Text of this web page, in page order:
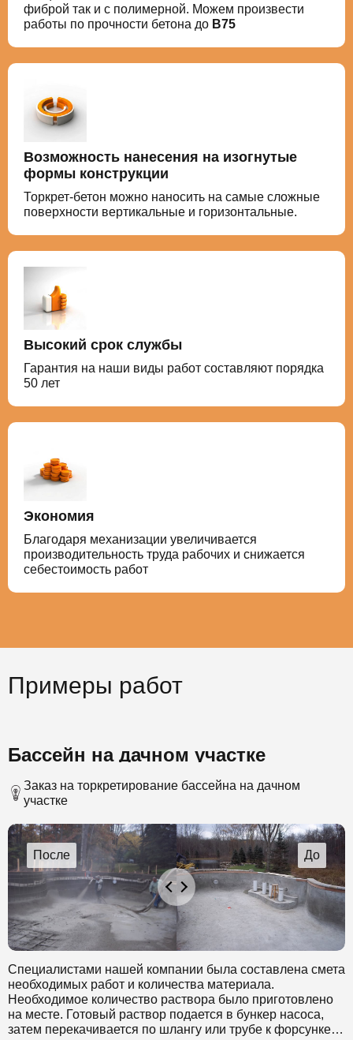
фиброй так и с полимерной. Можем произвести
работы по прочности бетона до В75
Возможность нанесения на изогнутые
формы конструкции
Торкрет-бетон можно наносить на самые сложные
поверхности вертикальные и горизонтальные.
Высокий срок службы
Гарантия на наши виды работ составляют порядка
50 лет
Экономия
Благодаря механизации увеличивается
производительность труда рабочих и снижается
себестоимость работ
Примеры работ
Бассейн на дачном участке
Заказ на торкретирование бассейна на дачном
участке
Специалистами нашей компании была составлена смета
необходимых работ и количества материала.
Необходимое количество раствора было приготовлено
на месте. Готовый раствор подается в бункер насоса,
затем перекачивается по шлангу или трубе к форсунке.